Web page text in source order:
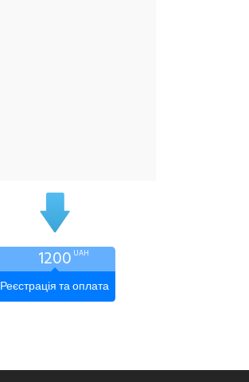
1200 UAH
Реєстрація та оплата